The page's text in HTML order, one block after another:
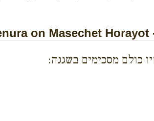
on Masechet Horayot
כולם מסכימים בשגגה: